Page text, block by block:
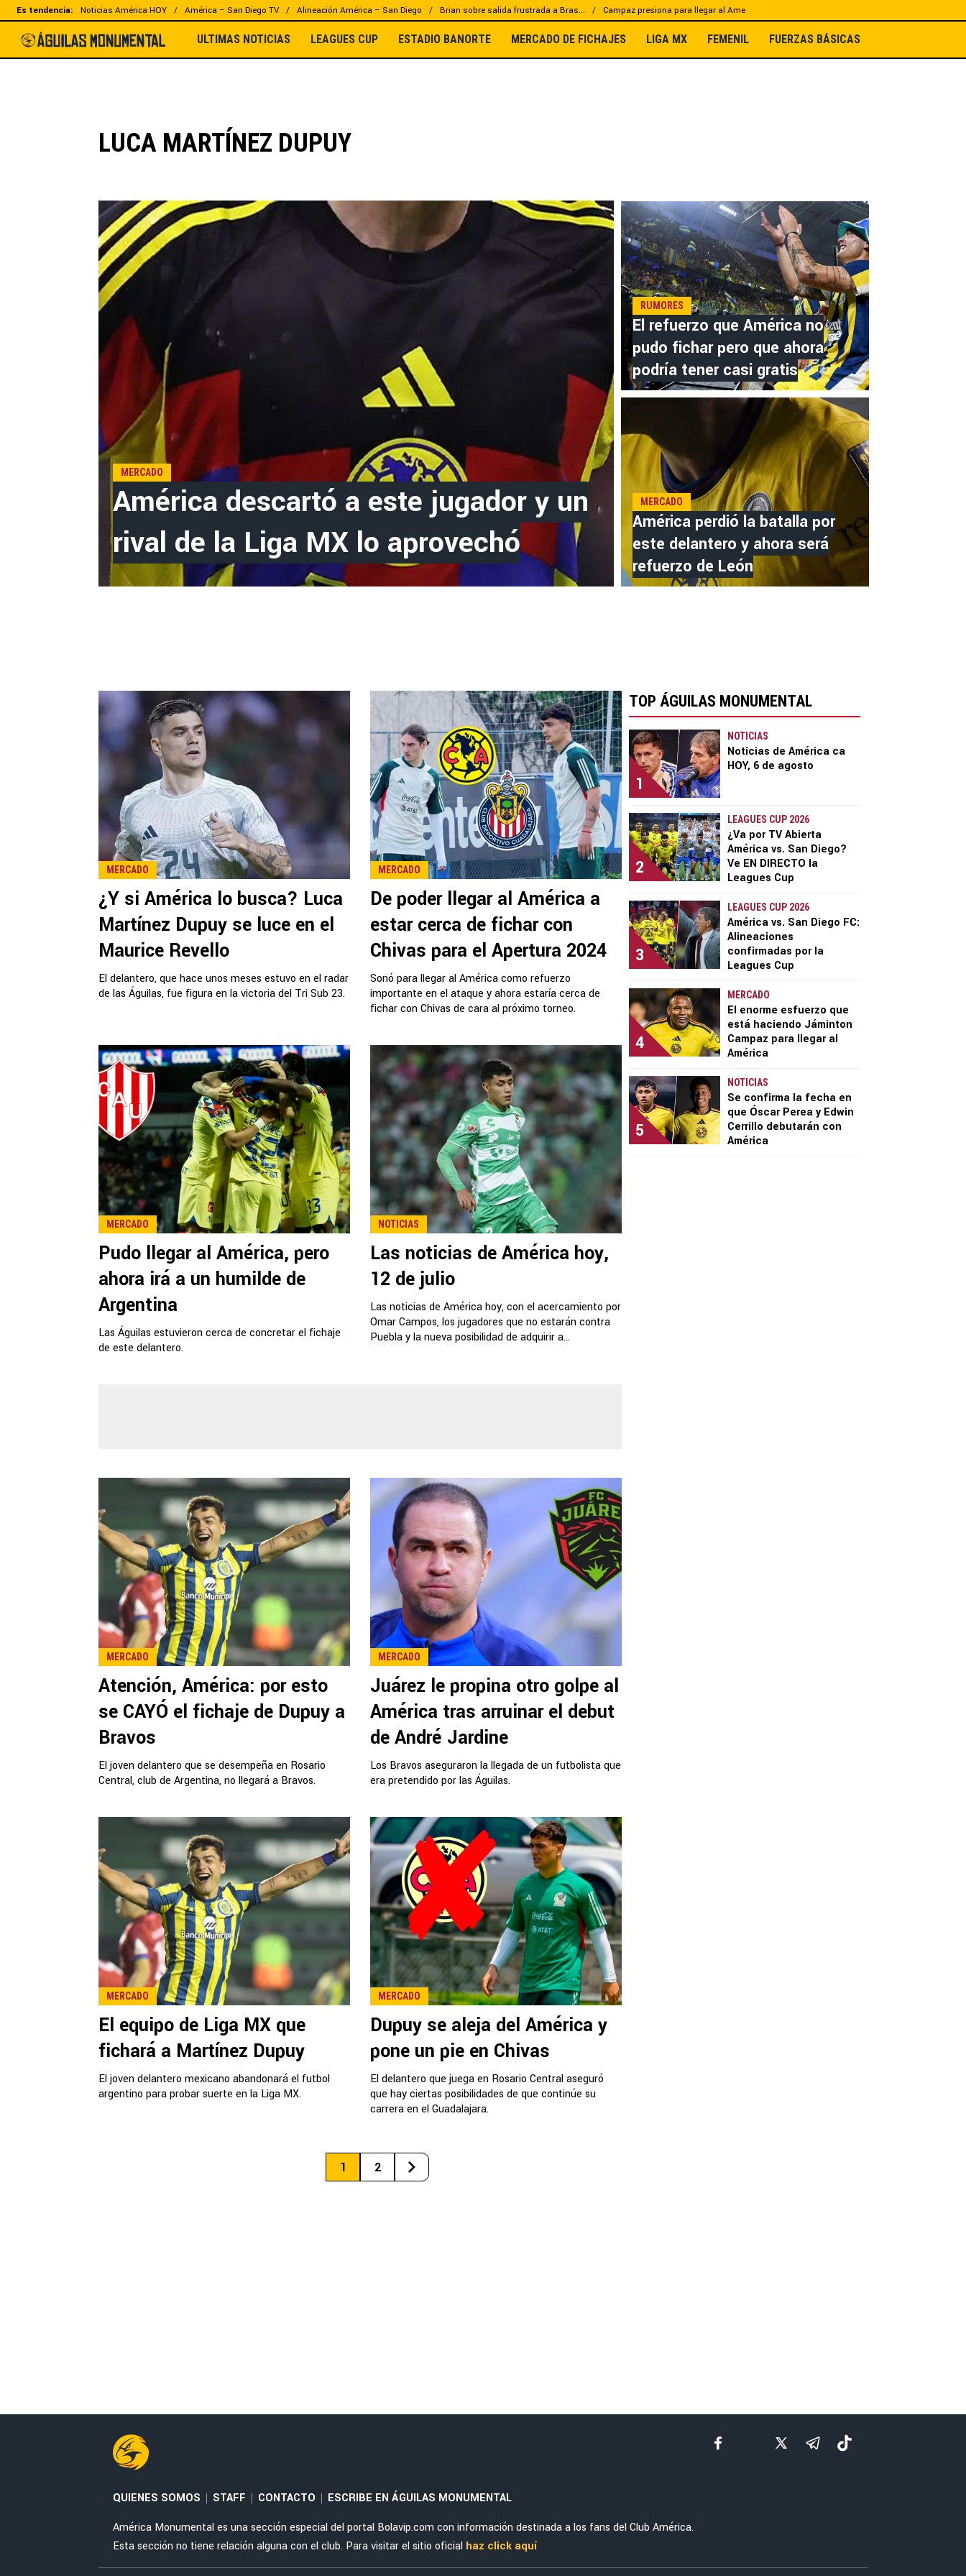
Es tendencia: Noticias América HOY América – San Diego TV Alineación América – San Diego Brian sobre salida frustrada a Bras... Campaz presiona para llegar al Ame
ULTIMAS NOTICIAS LEAGUES CUP ESTADIO BANORTE MERCADO DE FICHAJES LIGA MX FEMENIL FUERZAS BÁSICAS
LUCA MARTÍNEZ DUPUY
MERCADO
América descartó a este jugador y un
rival de la Liga MX lo aprovechó
RUMORES
El refuerzo que América no
pudo fichar pero que ahora
podría tener casi gratis
MERCADO
América perdió la batalla por
este delantero y ahora será
refuerzo de León
MERCADO
¿Y si América lo busca? Luca
Martínez Dupuy se luce en el
Maurice Revello
El delantero, que hace unos meses estuvo en el radar
de las Águilas, fue figura en la victoria del Tri Sub 23.
MERCADO
De poder llegar al América a
estar cerca de fichar con
Chivas para el Apertura 2024
Sonó para llegar al América como refuerzo
importante en el ataque y ahora estaría cerca de
fichar con Chivas de cara al próximo torneo.
MERCADO
Pudo llegar al América, pero
ahora irá a un humilde de
Argentina
Las Águilas estuvieron cerca de concretar el fichaje
de este delantero.
NOTICIAS
Las noticias de América hoy,
12 de julio
Las noticias de América hoy, con el acercamiento por
Omar Campos, los jugadores que no estarán contra
Puebla y la nueva posibilidad de adquirir a...
MERCADO
Atención, América: por esto
se CAYÓ el fichaje de Dupuy a
Bravos
El joven delantero que se desempeña en Rosario
Central, club de Argentina, no llegará a Bravos.
MERCADO
Juárez le propina otro golpe al
América tras arruinar el debut
de André Jardine
Los Bravos aseguraron la llegada de un futbolista que
era pretendido por las Águilas.
MERCADO
El equipo de Liga MX que
fichará a Martínez Dupuy
El joven delantero mexicano abandonará el futbol
argentino para probar suerte en la Liga MX.
MERCADO
Dupuy se aleja del América y
pone un pie en Chivas
El delantero que juega en Rosario Central aseguró
que hay ciertas posibilidades de que continúe su
carrera en el Guadalajara.
1 2
TOP ÁGUILAS MONUMENTAL
1
NOTICIAS
Noticias de América ca
HOY, 6 de agosto
2
LEAGUES CUP 2026
¿Va por TV Abierta
América vs. San Diego?
Ve EN DIRECTO la
Leagues Cup
3
LEAGUES CUP 2026
América vs. San Diego FC:
Alineaciones
confirmadas por la
Leagues Cup
4
MERCADO
El enorme esfuerzo que
está haciendo Jáminton
Campaz para llegar al
América
5
NOTICIAS
Se confirma la fecha en
que Óscar Perea y Edwin
Cerrillo debutarán con
América
QUIENES SOMOS | STAFF | CONTACTO | ESCRIBE EN ÁGUILAS MONUMENTAL
América Monumental es una sección especial del portal Bolavip.com con información destinada a los fans del Club América.
Esta sección no tiene relación alguna con el club. Para visitar el sitio oficial haz click aquí